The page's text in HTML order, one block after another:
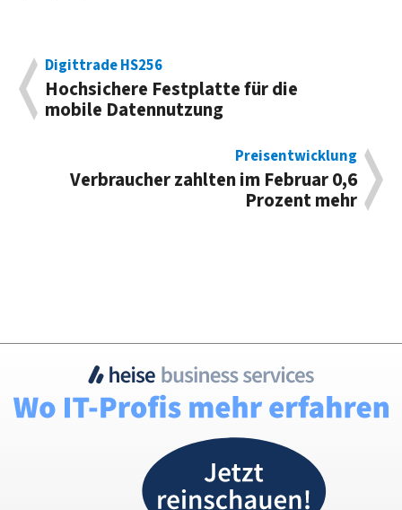
Digittrade HS256
Hochsichere Festplatte für die
mobile Datennutzung
Preisentwicklung
Verbraucher zahlten im Februar 0,6
Prozent mehr